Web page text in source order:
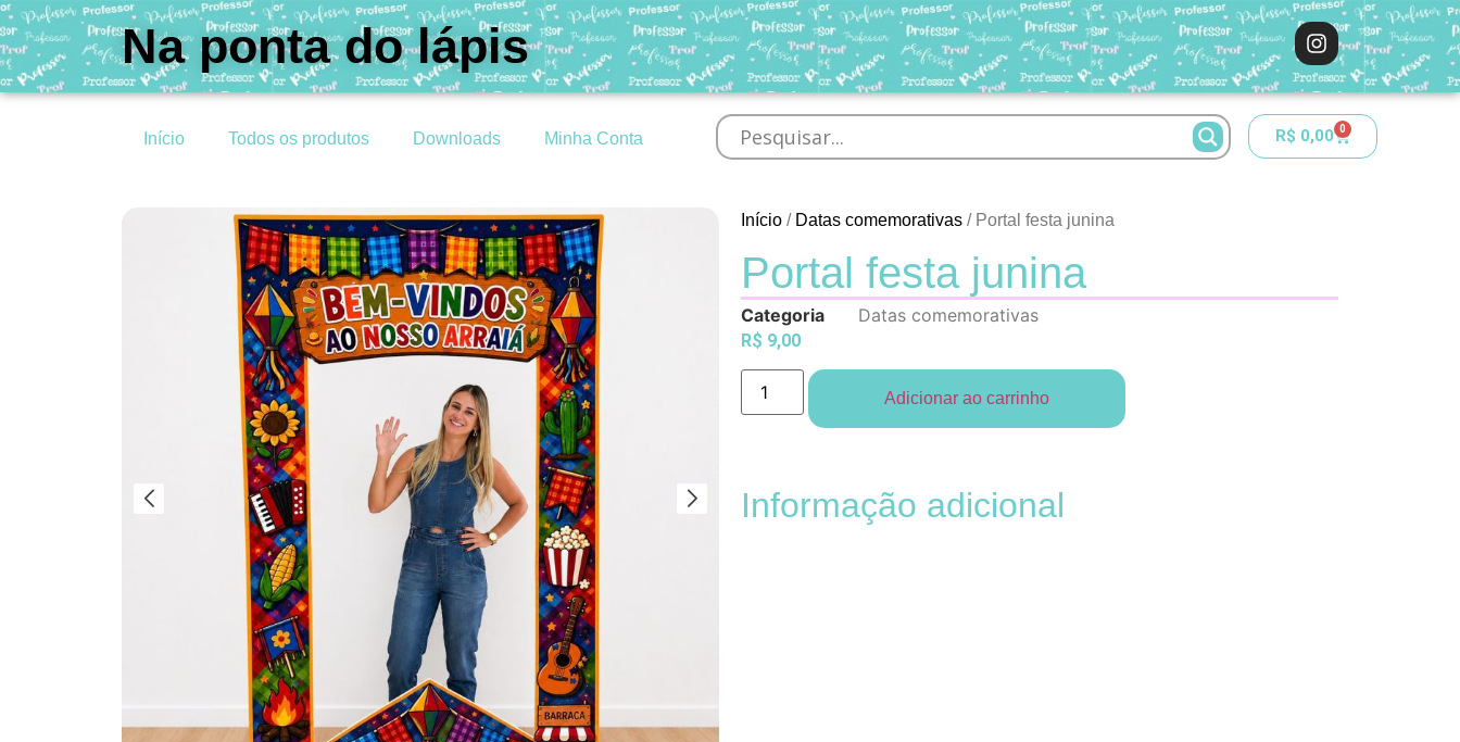
Na ponta do lápis
Início Todos os produtos Downloads Minha Conta R$ 0,00 0
Início / Datas comemorativas / Portal festa junina
Portal festa junina
Categoria Datas comemorativas
R$ 9,00
Adicionar ao carrinho
Informação adicional